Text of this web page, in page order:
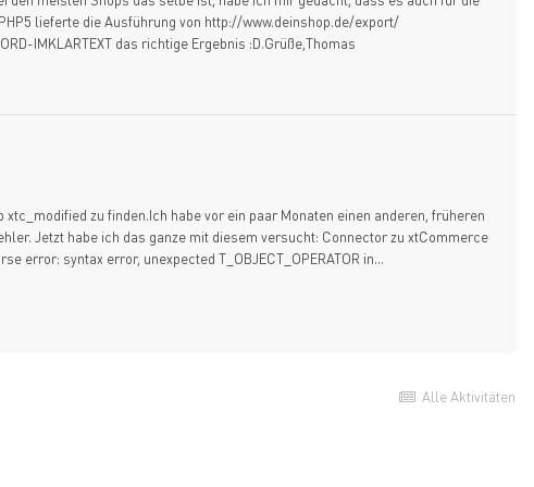
lieferte die Ausführung von http://www.deinshop.de/export/
IMKLARTEXT das richtige Ergebnis :D.Grüße,Thomas
zu finden.Ich habe vor ein paar Monaten einen anderen, früheren
Jetzt habe ich das ganze mit diesem versucht: Connector zu xtCommerce
error: syntax error, unexpected T_OBJECT_OPERATOR in...
Alle Aktivitäten